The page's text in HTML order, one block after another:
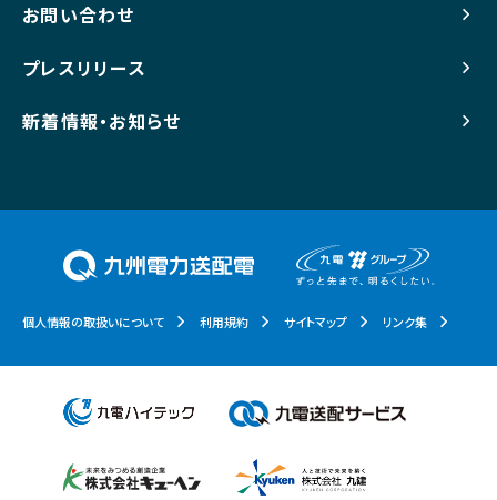
お問い合わせ
プレスリリース
新着情報・お知らせ
個人情報の取扱いについて 利用規約 サイトマップ リンク集